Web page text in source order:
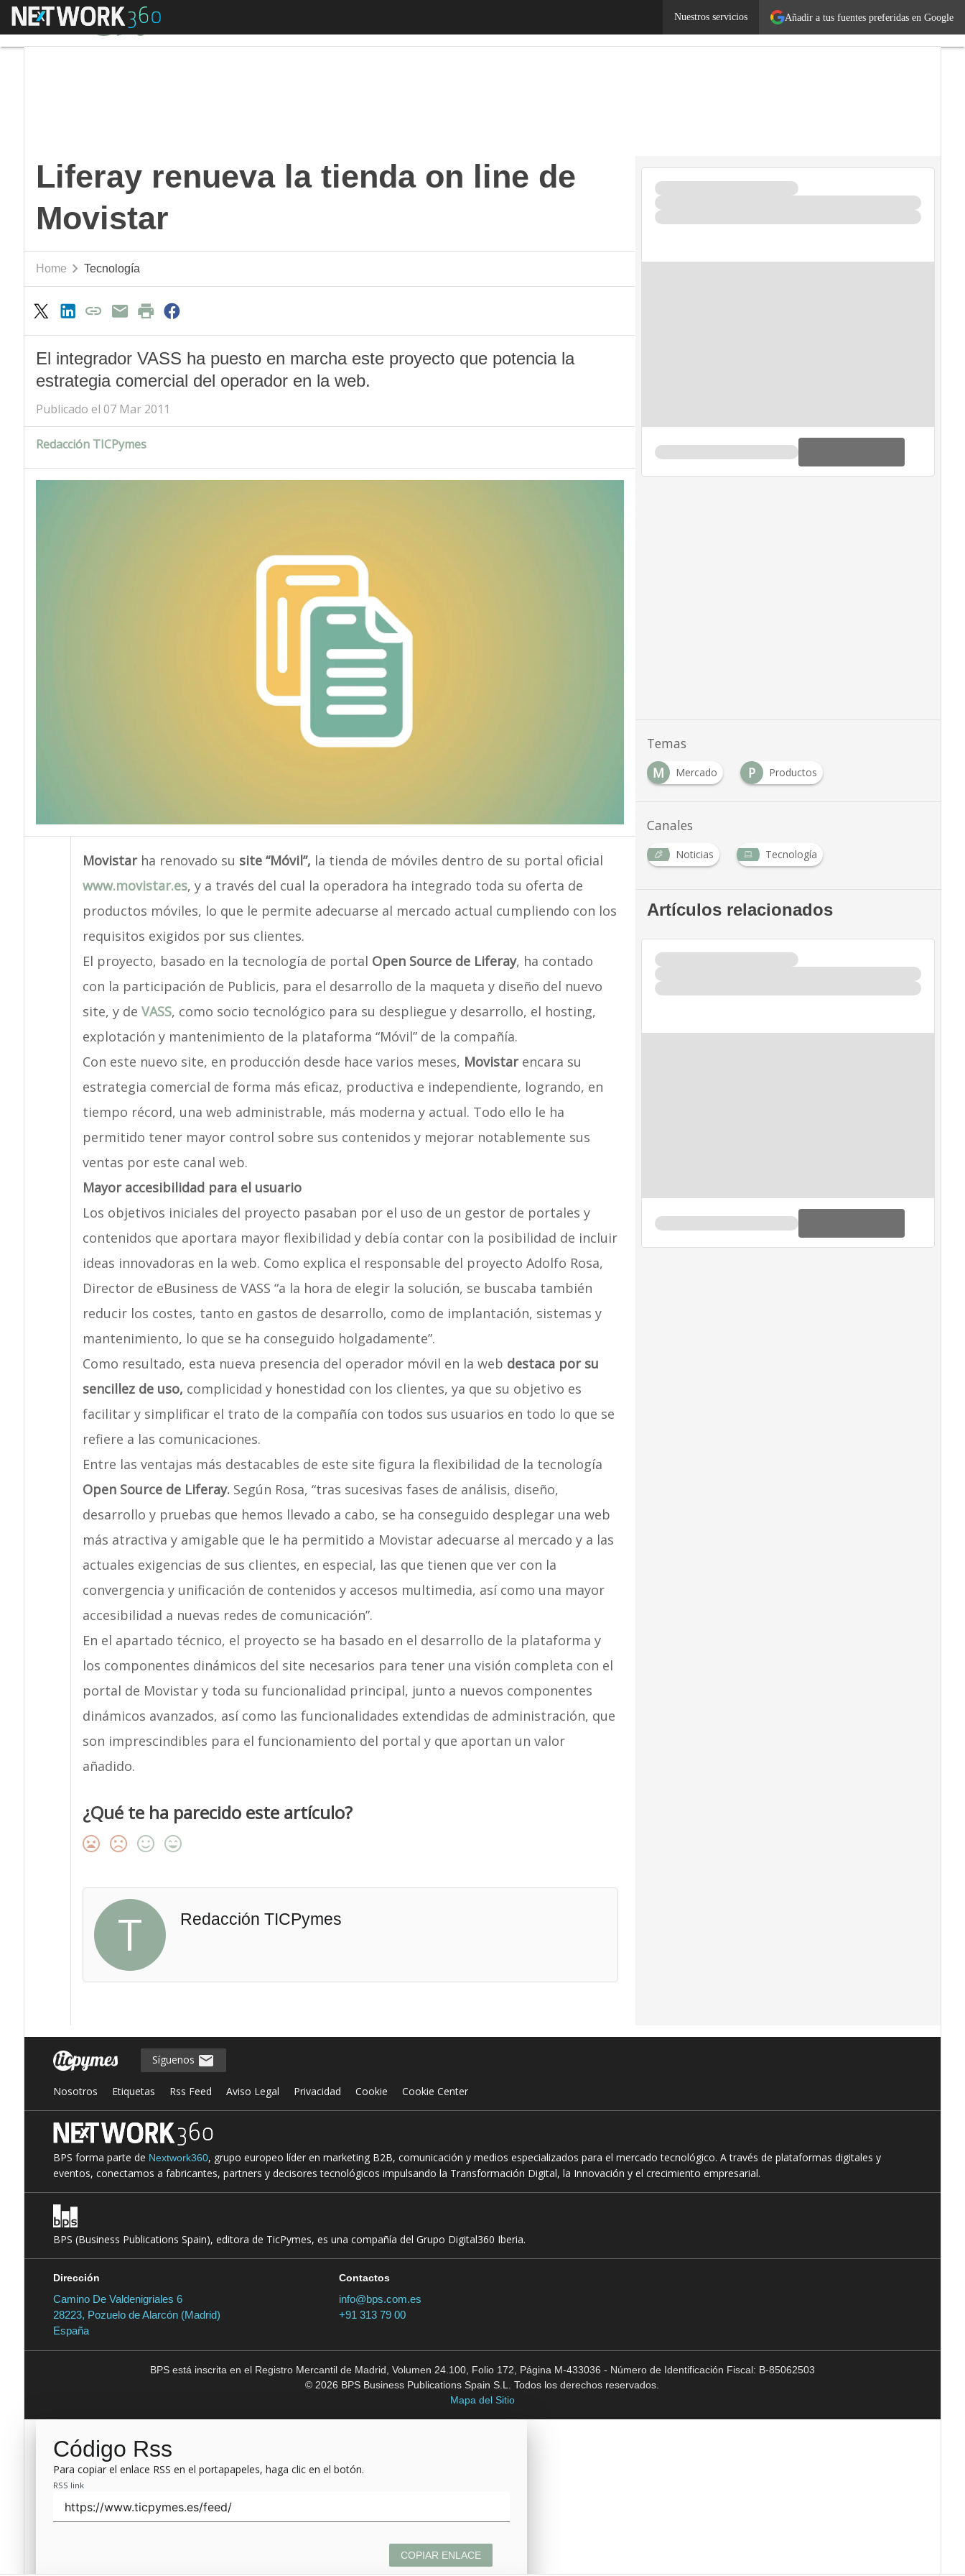
Añadir a tus fuentes preferidas en Google
Nuestros servicios
Menú Tecnología
Liferay renueva la tienda on line de
Movistar
Home Tecnología
El integrador VASS ha puesto en marcha este proyecto que potencia la
estrategia comercial del operador en la web.
Publicado el 07 Mar 2011
Redacción TICPymes
Movistarha renovado su site “Móvil”, la tienda de móviles dentro de su portal oficial
www.movistar.es, y a través del cual la operadora ha integrado toda su oferta de
productos móviles, lo que le permite adecuarse al mercado actual cumpliendo con los
requisitos exigidos por sus clientes.
El proyecto, basado en la tecnología de portal Open Source de Liferay, ha contado
con la participación de Publicis, para el desarrollo de la maqueta y diseño del nuevo
site, y de VASS, como socio tecnológico para su despliegue y desarrollo, el hosting,
explotación y mantenimiento de la plataforma “Móvil” de la compañía.
Con este nuevo site, en producción desde hace varios meses, Movistarencara su
estrategia comercial de forma más eficaz, productiva e independiente, logrando, en
tiempo récord, una web administrable, más moderna y actual. Todo ello le ha
permitido tener mayor control sobre sus contenidos y mejorar notablemente sus
ventas por este canal web.
Mayor accesibilidad para el usuario
Los objetivos iniciales del proyecto pasaban por el uso de un gestor de portales y
contenidos que aportara mayor flexibilidad y debía contar con la posibilidad de incluir
ideas innovadoras en la web. Como explica el responsable del proyecto Adolfo Rosa,
Director de eBusiness de VASS “a la hora de elegir la solución, se buscaba también
reducir los costes, tanto en gastos de desarrollo, como de implantación, sistemas y
mantenimiento, lo que se ha conseguido holgadamente”.
Como resultado, esta nueva presencia del operador móvil en la web destaca por su
sencillez de uso, complicidad y honestidad con los clientes, ya que su objetivo es
facilitar y simplificar el trato de la compañía con todos sus usuarios en todo lo que se
refiere a las comunicaciones.
Entre las ventajas más destacables de este site figura la flexibilidad de la tecnología
Open Source de Liferay.Según Rosa, “tras sucesivas fases de análisis, diseño,
desarrollo y pruebas que hemos llevado a cabo, se ha conseguido desplegar una web
más atractiva y amigable que le ha permitido a Movistar adecuarse al mercado y a las
actuales exigencias de sus clientes, en especial, las que tienen que ver con la
convergencia y unificación de contenidos y accesos multimedia, así como una mayor
accesibilidad a nuevas redes de comunicación”.
En el apartado técnico, el proyecto se ha basado en el desarrollo de la plataforma y
los componentes dinámicos del site necesarios para tener una visión completa con el
portal de Movistar y toda su funcionalidad principal, junto a nuevos componentes
dinámicos avanzados, así como las funcionalidades extendidas de administración, que
son imprescindibles para el funcionamiento del portal y que aportan un valor
añadido.
¿Qué te ha parecido este artículo?
T Redacción TICPymes
Temas
M
Mercado P Productos
Canales
Noticias Tecnología
Artículos relacionados
Síguenos
Nosotros Etiquetas Rss Feed Aviso Legal Privacidad Cookie Cookie Center
BPS forma parte de Nextwork360, grupo europeo líder en marketing B2B, comunicación y medios especializados para el mercado tecnológico. A través de plataformas digitales y
eventos, conectamos a fabricantes, partners y decisores tecnológicos impulsando la Transformación Digital, la Innovación y el crecimiento empresarial.
BPS (Business Publications Spain), editora de TicPymes, es una compañía del Grupo Digital360 Iberia.
Dirección
Camino De Valdenigriales 6
28223, Pozuelo de Alarcón (Madrid)
España
Contactos
info@bps.com.es
+91 313 79 00
BPS está inscrita en el Registro Mercantil de Madrid, Volumen 24.100, Folio 172, Página M-433036 - Número de Identificación Fiscal: B-85062503
© 2026 BPS Business Publications Spain S.L. Todos los derechos reservados.
Mapa del Sitio
Código Rss
Para copiar el enlace RSS en el portapapeles, haga clic en el botón.
RSS link
COPIAR ENLACE